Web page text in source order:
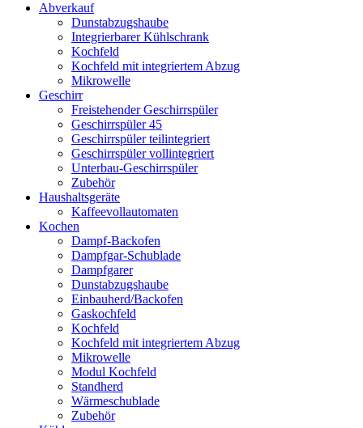
Abverkauf
Dunstabzugshaube
Integrierbarer Kühlschrank
Kochfeld
Kochfeld mit integriertem Abzug
Mikrowelle
Geschirr
Freistehender Geschirrspüler
Geschirrspüler 45
Geschirrspüler teilintegriert
Geschirrspüler vollintegriert
Unterbau-Geschirrspüler
Zubehör
Haushaltsgeräte
Kaffeevollautomaten
Kochen
Dampf-Backofen
Dampfgar-Schublade
Dampfgarer
Dunstabzugshaube
Einbauherd/Backofen
Gaskochfeld
Kochfeld
Kochfeld mit integriertem Abzug
Mikrowelle
Modul Kochfeld
Standherd
Wärmeschublade
Zubehör